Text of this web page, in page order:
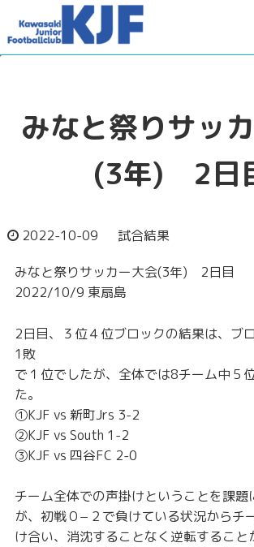
みなと祭りサッ
(3年) 2日
2022-10-09 試合結果
みなと祭りサッカー大会(3年) 2日目
2022/10/9 東扇島
2日目、３位４位ブロックの結果は、ブ
1敗
で１位でしたが、全体では8チーム中５
た。
①KJF vs 新町Jrs 3-2
②KJF vs South 1-2
③KJF vs 四谷FC 2-0
チーム全体での声掛けということを課題
が、初戦０−２で負けている状況からチ
け合い、消沈することなく逆転すること